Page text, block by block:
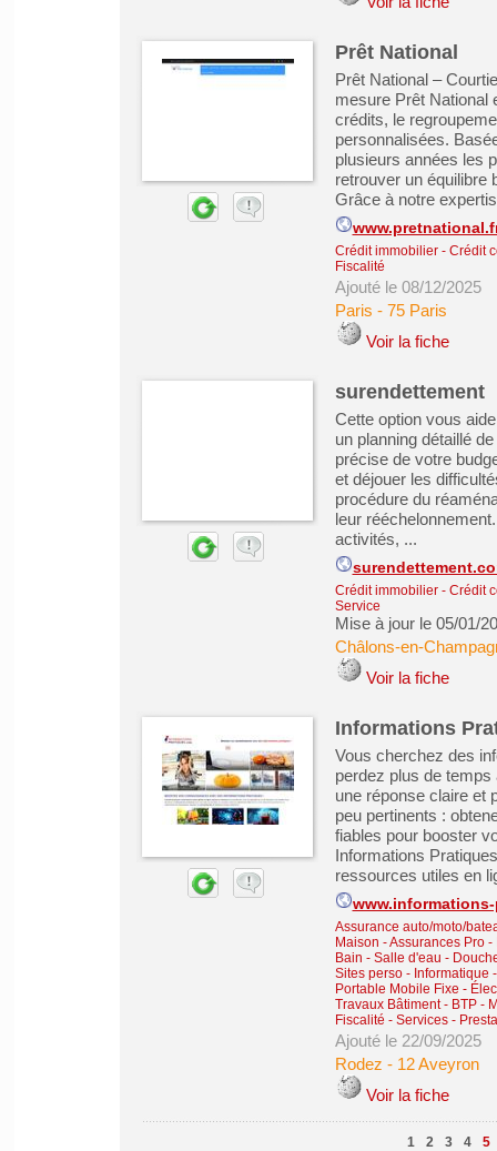
Prêt National
Prêt National –
mesure Prêt National
crédits, le
personnalisées.
plusieurs années les
retrouver un équilibre
Grâce à notre
Crédit immobilier- Crédit
Fiscalité
Ajouté le 08/12/2025
Paris - 75 Paris
Voir la fiche
surendettement
Cette option vous
un planning détaillé
précise de votre
et déjouer les
procédure du
leur
activités, ...
Crédit immobilier- Crédit
Service
Mise à jour le 05/01/
Châlons-en-
Voir la fiche
Informations
Vous cherchez des
perdez plus de
une réponse claire et
peu pertinents :
fiables pour booster
Informations
ressources utiles en
Assurance auto/moto/
Maison - Assurances Pro-
Bain - Salle d'eau -
Sites perso- Informatique
Portable Mobile Fixe -
Travaux Bâtiment - BTP -
Fiscalité - Services -
Ajouté le 22/09/2025
Rodez - 12 Aveyron
Voir la fiche
1 2 3 4 5